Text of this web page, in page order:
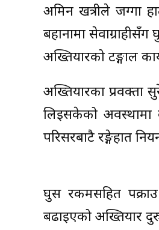
अमिन खत्रीले जग्गा
बहानामा
अख्तियारको टङ्गाल
अख्तियारका प्रवक्ता
लिइसकेको अवस्थामा
परिसरबाटै रङ्गेहात
घुस रकमसहित पक्राउ
बढाइएको अख्तियार